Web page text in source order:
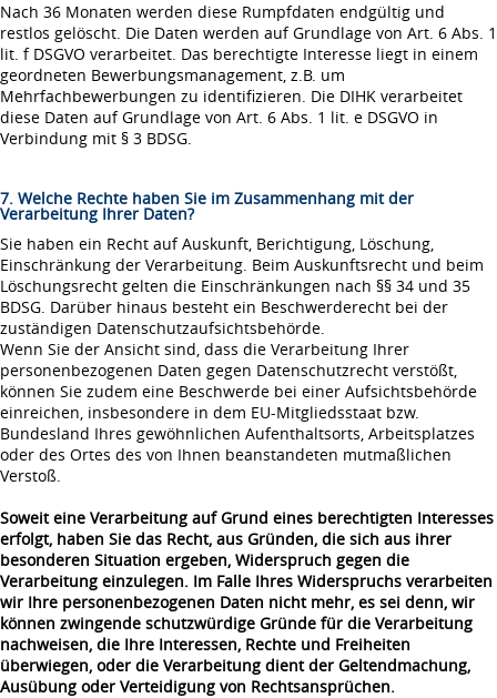
Nach 36 Monaten werden diese Rumpfdaten endgültig und
restlos gelöscht. Die Daten werden auf Grundlage von Art. 6 Abs. 1
lit. f DSGVO verarbeitet. Das berechtigte Interesse liegt in einem
geordneten Bewerbungsmanagement, z.B. um
Mehrfachbewerbungen zu identifizieren. Die DIHK verarbeitet
diese Daten auf Grundlage von Art. 6 Abs. 1 lit. e DSGVO in
Verbindung mit § 3 BDSG.
7. Welche Rechte haben Sie im Zusammenhang mit der
Verarbeitung Ihrer Daten?
Sie haben ein Recht auf Auskunft, Berichtigung, Löschung,
Einschränkung der Verarbeitung. Beim Auskunftsrecht und beim
Löschungsrecht gelten die Einschränkungen nach §§ 34 und 35
BDSG. Darüber hinaus besteht ein Beschwerderecht bei der
zuständigen Datenschutzaufsichtsbehörde.
Wenn Sie der Ansicht sind, dass die Verarbeitung Ihrer
personenbezogenen Daten gegen Datenschutzrecht verstößt,
können Sie zudem eine Beschwerde bei einer Aufsichtsbehörde
einreichen, insbesondere in dem EU-Mitgliedsstaat bzw.
Bundesland Ihres gewöhnlichen Aufenthaltsorts, Arbeitsplatzes
oder des Ortes des von Ihnen beanstandeten mutmaßlichen
Verstoß.
Soweit eine Verarbeitung auf Grund eines berechtigten Interesses
erfolgt, haben Sie das Recht, aus Gründen, die sich aus ihrer
besonderen Situation ergeben, Widerspruch gegen die
Verarbeitung einzulegen. Im Falle Ihres Widerspruchs verarbeiten
wir Ihre personenbezogenen Daten nicht mehr, es sei denn, wir
können zwingende schutzwürdige Gründe für die Verarbeitung
nachweisen, die Ihre Interessen, Rechte und Freiheiten
überwiegen, oder die Verarbeitung dient der Geltendmachung,
Ausübung oder Verteidigung von Rechtsansprüchen.